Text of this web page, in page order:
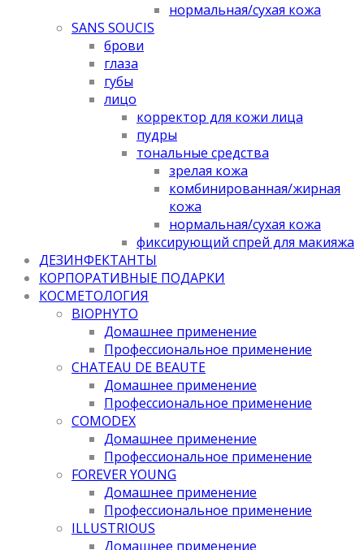
нормальная/cухая кожа
SANS SOUCIS
брови
глаза
губы
лицо
корректор для кожи лица
пудры
тональные средства
зрелая кожа
комбинированная/жирная
кожа
нормальная/cухая кожа
фиксирующий спрей для макияжа
ДЕЗИНФЕКТАНТЫ
КОРПОРАТИВНЫЕ ПОДАРКИ
КОСМЕТОЛОГИЯ
BIOPHYTO
Домашнее применение
Профессиональное применение
CHATEAU DE BEAUTE
Домашнее применение
Профессиональное применение
COMODEX
Домашнее применение
Профессиональное применение
FOREVER YOUNG
Домашнее применение
Профессиональное применение
ILLUSTRIOUS
Домашнее применение